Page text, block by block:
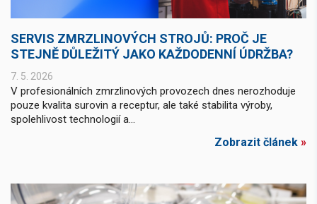
SERVIS ZMRZLINOVÝCH STROJŮ: PROČ JE
STEJNĚ DŮLEŽITÝ JAKO KAŽDODENNÍ ÚDRŽBA?
7. 5. 2026
V profesionálních zmrzlinových provozech dnes nerozhoduje
pouze kvalita surovin a receptur, ale také stabilita výroby,
spolehlivost technologií a...
Zobrazit článek »